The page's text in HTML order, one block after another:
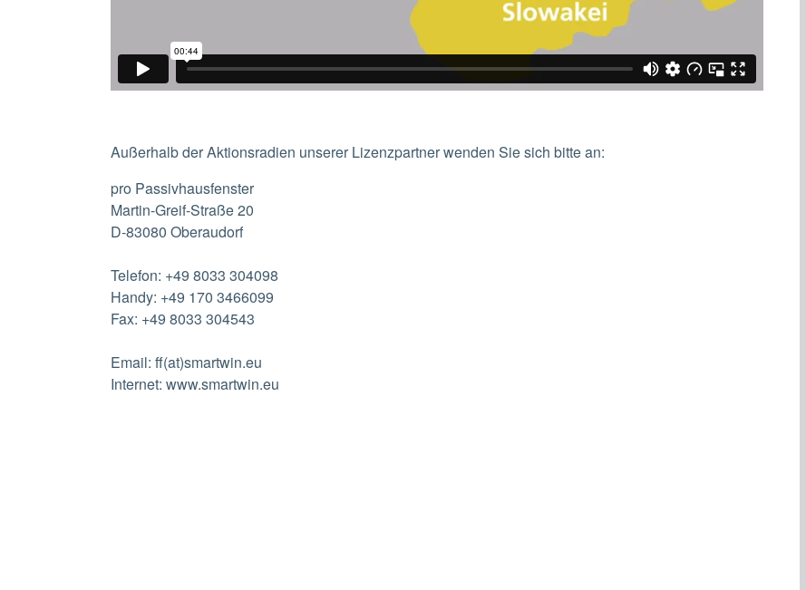
Außerhalb der Aktionsradien unserer Lizenzpartner wenden Sie sich bitte an:
pro Passivhausfenster
Martin-Greif-Straße 20
D-83080 Oberaudorf
Telefon: +49 8033 304098
Handy: +49 170 3466099
Fax: +49 8033 304543
Email: ff(at)smartwin.eu
Internet: www.smartwin.eu